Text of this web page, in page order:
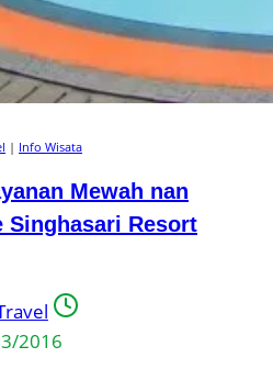
| Info Wisata
Mewah nan
Singhasari Resort
2016